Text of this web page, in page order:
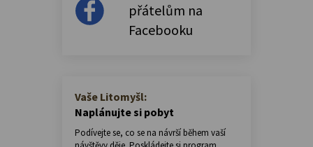
přátelům na
Facebooku
Vaše Litomyšl:
Naplánujte si pobyt
Podívejte se, co se na návrší během vaší